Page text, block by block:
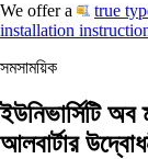
We offer a
true
installation
সমসাময়িক
ইউনিভার্সিটি অব
আলবার্টার